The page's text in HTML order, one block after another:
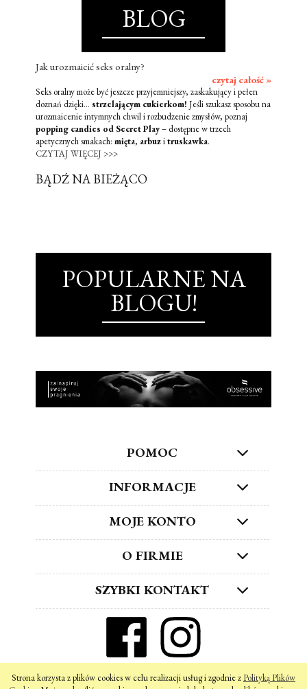
Strona korzysta z plików cookies w celu realizacji usług i zgodnie zPolityką Plików
BLOG
Jak urozmaicić seks oralny?
czytaj całość »
Seks oralny może być jeszcze przyjemniejszy, zaskakujący i pełen
doznań dzięki... strzelającym cukierkom! Jeśli szukasz sposobu na
urozmaicenie intymnych chwil i rozbudzenie zmysłów, poznaj
popping candies od Secret Play– dostępne w trzech
apetycznych smakach: mięta, arbuzitruskawka.
CZYTAJ WIĘCEJ >>>
BĄDŹ NA BIEŻĄCO
POPULARNE NA
BLOGU!
POMOC
INFORMACJE
MOJE KONTO
O FIRMIE
SZYBKI KONTAKT